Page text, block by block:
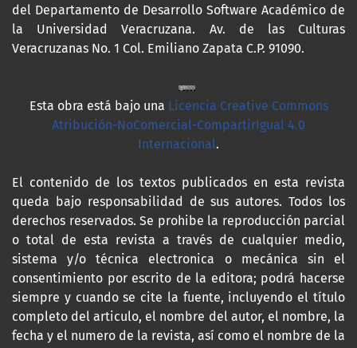
del Departamento de Desarrollo Software Académico de
la Universidad Veracruzana. Av. de las Culturas
Veracruzanas No. 1 Col. Emiliano Zapata C.P. 91090.
Esta obra está bajo una Licencia Creative Commons
Atribución-NoComercial-CompartirIgual 4.0
Internacional.
El contenido de los textos publicados en esta revista
queda bajo responsabilidad de sus autores. Todos los
derechos reservados. Se prohibe la reproducción parcial
o total de esta revista a través de cualquier medio,
sistema y/o técnica electronica o mecánica sin el
consentimiento por escrito de la editora; podrá hacerse
siempre y cuando se cite la fuente, incluyendo el título
completo del articulo, el nombre del autor, el nombre, la
fecha y el numero de la revista, así como el nombre de la